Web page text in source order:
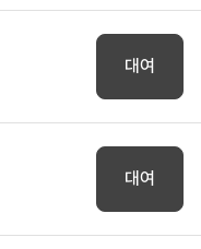
대여
대여